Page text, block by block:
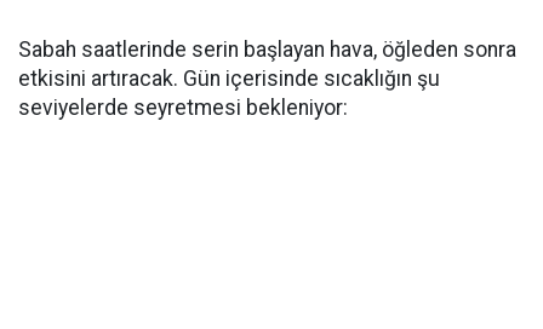
Sabah saatlerinde serin başlayan hava, öğleden sonra
etkisini artıracak. Gün içerisinde sıcaklığın şu
seviyelerde seyretmesi bekleniyor: